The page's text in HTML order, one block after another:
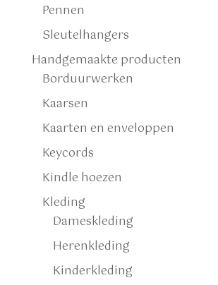
Pennen
Sleutelhangers
Handgemaakte producten
Borduurwerken
Kaarsen
Kaarten en enveloppen
Keycords
Kindle hoezen
Kleding
Dameskleding
Herenkleding
Kinderkleding